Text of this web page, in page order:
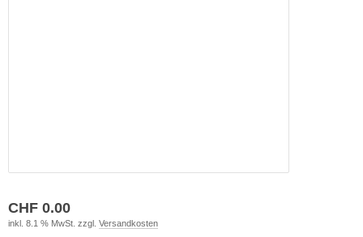
CHF 0.00
inkl. 8.1 % MwSt. zzgl. Versandkosten